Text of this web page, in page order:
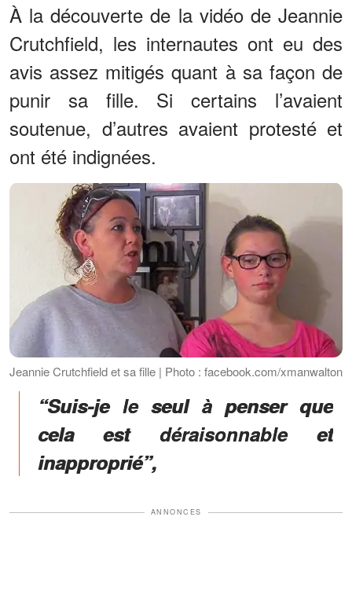
À la découverte de la vidéo de Jeannie
Crutchfield, les internautes ont eu des
avis assez mitigés quant à sa façon de
punir sa fille. Si certains l’avaient
soutenue, d’autres avaient protesté et
ont été indignées.
Jeannie Crutchfield et sa fille | Photo : facebook.com/xmanwalton
“Suis-je le seul à penser que
cela est déraisonnable et
inapproprié”,
ANNONCES